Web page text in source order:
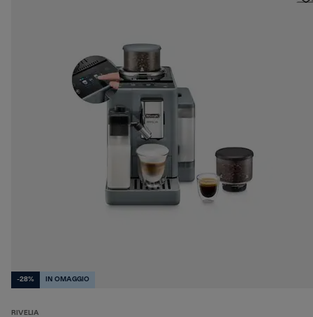
-28% IN OMAGGIO
RIVELIA